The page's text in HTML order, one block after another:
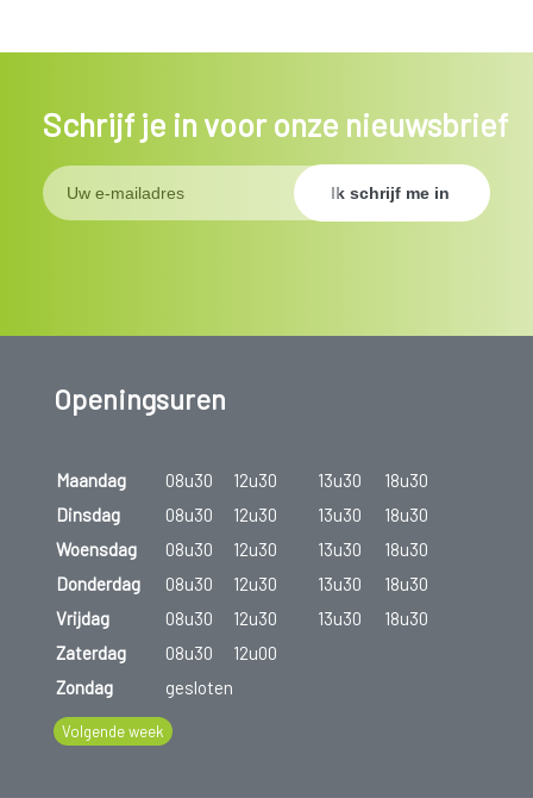
Schrijf je in voor onze nieuwsbrief
Openingsuren
Maandag 08u30 12u30 13u30
18u30
Dinsdag
08u30 12u30 13u30
18u30
Woensdag
08u30 12u30 13u30
18u30
Donderdag
08u30 12u30 13u30
18u30
Vrijdag
08u30 12u30 13u30
18u30
Zaterdag
08u30
12u00
Zondag
gesloten
Volgende week